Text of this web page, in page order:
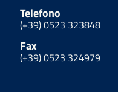
Telefono
(+39) 0523 323848
Fax
(+39) 0523 324979